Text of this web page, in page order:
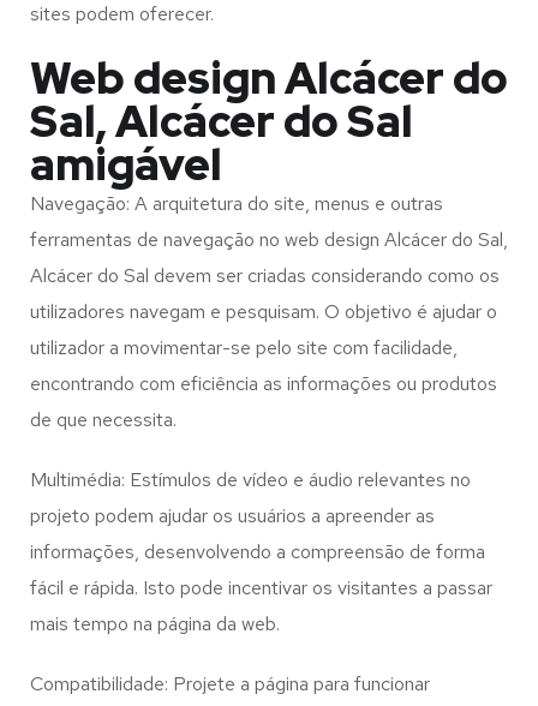
sites podem oferecer.
Web design Alcácer do
Sal, Alcácer do Sal
amigável
Navegação: A arquitetura do site, menus e outras
ferramentas de navegação no web design Alcácer do Sal,
Alcácer do Sal devem ser criadas considerando como os
utilizadores navegam e pesquisam. O objetivo é ajudar o
utilizador a movimentar-se pelo site com facilidade,
encontrando com eficiência as informações ou produtos
de que necessita.
Multimédia: Estímulos de vídeo e áudio relevantes no
projeto podem ajudar os usuários a apreender as
informações, desenvolvendo a compreensão de forma
fácil e rápida. Isto pode incentivar os visitantes a passar
mais tempo na página da web.
Compatibilidade: Projete a página para funcionar